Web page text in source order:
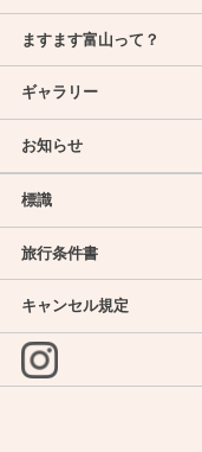
ますます富山って？
ギャラリー
お知らせ
標識
旅行条件書
キャンセル規定